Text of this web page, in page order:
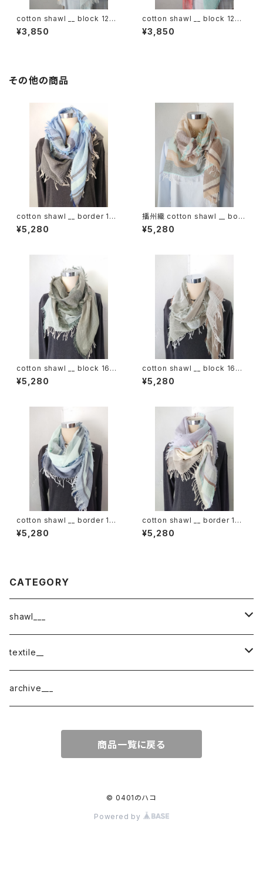
cotton shawl __ block 120
朝朗w
¥3,850
cotton shawl __ block 120
春曙w
¥3,850
その他の商品
cotton shawl __ border 160
蒼昊w
¥5,280
播州織 cotton shawl __ bord
er 160 啓蟄w
¥5,280
cotton shawl __ block 160
深閑w
¥5,280
cotton shawl __ block 160
裏葉w
¥5,280
cotton shawl __ border 160
白波w
¥5,280
cotton shawl __ border 160
甘雨w
¥5,280
CATEGORY
shawl___
cotton
border
cotton × wool
textile__
織物
archive___
商品一覧に戻る
© 0401のハコ
Powered by